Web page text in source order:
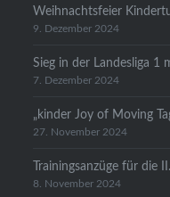
Weihnachtsfeier
9. Dezember 2024
Sieg in der Landesliga 1
7. Dezember 2024
„kinder Joy of Moving
27. November 2024
Trainingsanzüge für die
8. November 2024